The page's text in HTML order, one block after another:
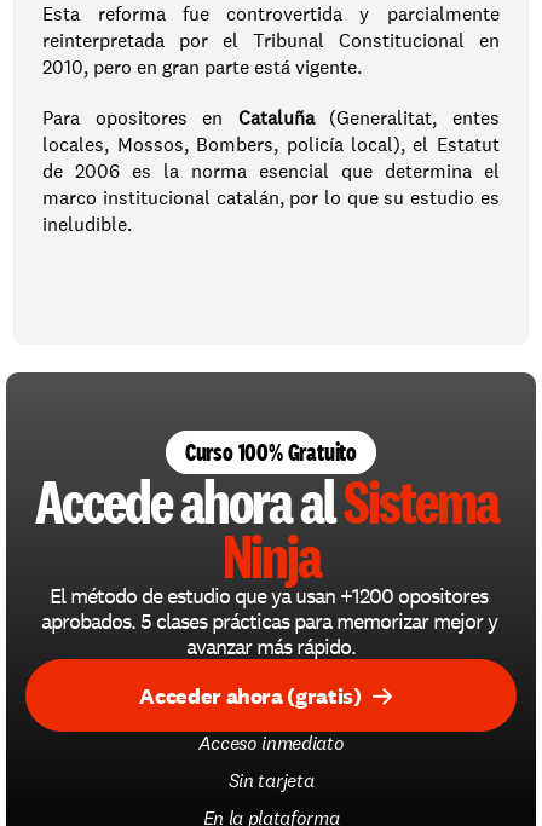
Esta reforma fue controvertida y parcialmente
reinterpretada por el Tribunal Constitucional en
2010, pero en gran parte está vigente.
Para opositores en Cataluña (Generalitat, entes
locales, Mossos, Bombers, policía local), el Estatut
de 2006 es la norma esencial que determina el
marco institucional catalán, por lo que su estudio es
ineludible.
Curso 100% Gratuito
Accede ahora al Sistema
Ninja
El método de estudio que ya usan +1200 opositores
aprobados. 5 clases prácticas para memorizar mejor y
avanzar más rápido.
Acceder ahora (gratis)
Acceso inmediato
Sin tarjeta
En la plataforma